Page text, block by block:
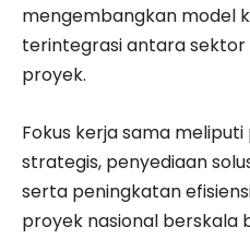
mengembangkan model
terintegrasi antara sektor
proyek.
Fokus kerja sama
strategis, penyediaan
serta peningkatan
proyek nasional berskala